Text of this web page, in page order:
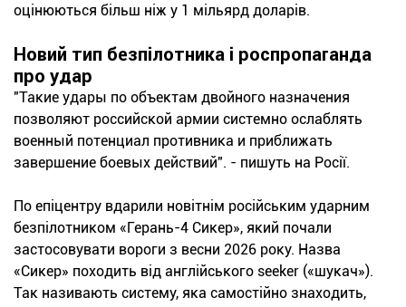
оцінюються більш ніж у 1 мільярд доларів.
Новий тип безпілотника і роспропаганда
про удар
"Такие удары по объектам двойного назначения
позволяют российской армии системно ослаблять
военный потенциал противника и приближать
завершение боевых действий". - пишуть на Росії.
По епіцентру вдарили новітнім російським ударним
безпілотником «Герань-4 Сикер», який почали
застосовувати вороги з весни 2026 року. Назва
«Сикер» походить від англійського seeker («шукач»).
Так називають систему, яка самостійно знаходить,